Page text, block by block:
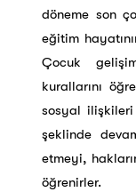
döneme son
eğitim
Çocuk
kurallarını
sosyal
şeklinde
etmeyi,
öğrenirler.